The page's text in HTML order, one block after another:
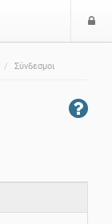
Σύνδεσμοι